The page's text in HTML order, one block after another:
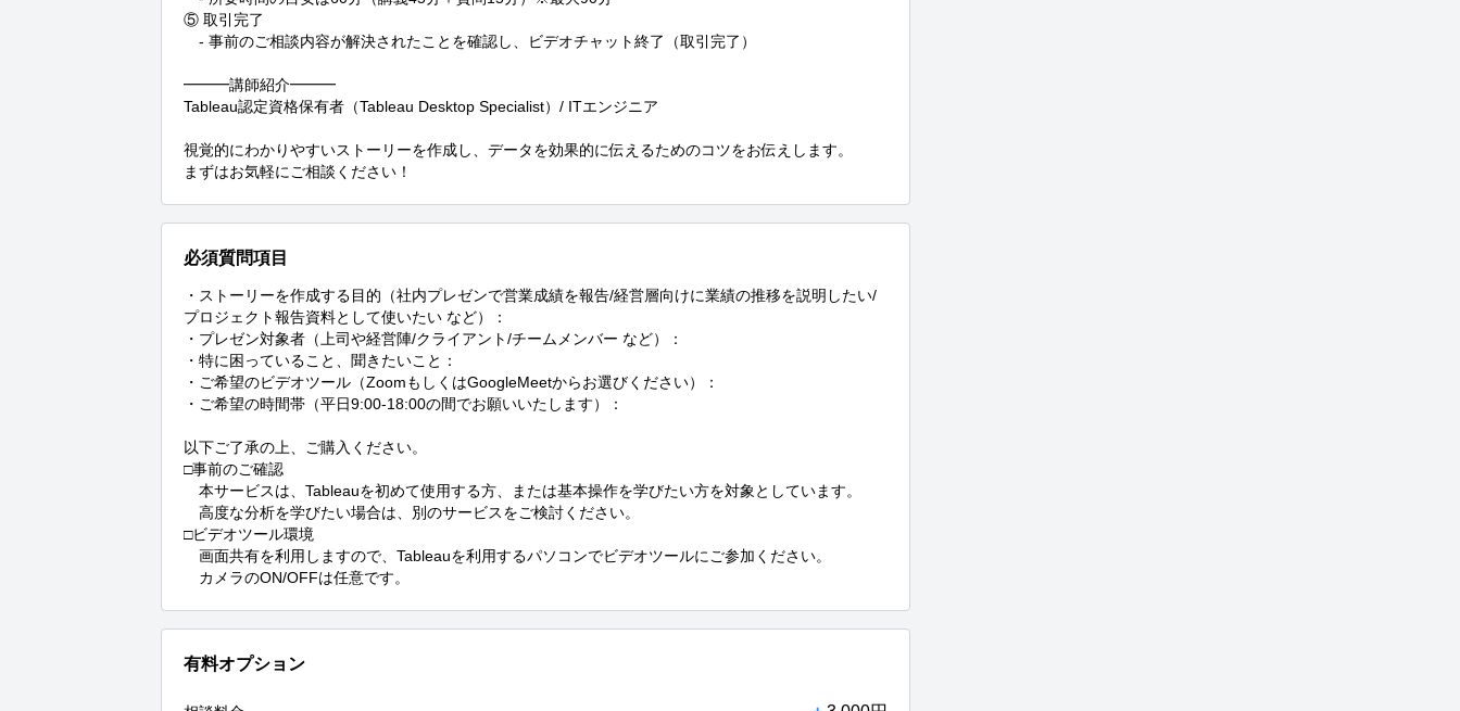
⑤ 取引完了
- 事前のご相談内容が解決されたことを確認し、ビデオチャット終了（取引完了）
━━━講師紹介━━━
Tableau認定資格保有者（Tableau Desktop Specialist）/ ITエンジニア
視覚的にわかりやすいストーリーを作成し、データを効果的に伝えるためのコツをお伝えします。
まずはお気軽にご相談ください！
必須質問項目
・ストーリーを作成する目的（社内プレゼンで営業成績を報告/経営層向けに業績の推移を説明したい/
プロジェクト報告資料として使いたい など）：
・プレゼン対象者（上司や経営陣/クライアント/チームメンバー など）：
・特に困っていること、聞きたいこと：
・ご希望のビデオツール（ZoomもしくはGoogleMeetからお選びください）：
・ご希望の時間帯（平日9:00-18:00の間でお願いいたします）：
以下ご了承の上、ご購入ください。
□事前のご確認
本サービスは、Tableauを初めて使用する方、または基本操作を学びたい方を対象としています。
高度な分析を学びたい場合は、別のサービスをご検討ください。
□ビデオツール環境
画面共有を利用しますので、Tableauを利用するパソコンでビデオツールにご参加ください。
カメラのON/OFFは任意です。
有料オプション